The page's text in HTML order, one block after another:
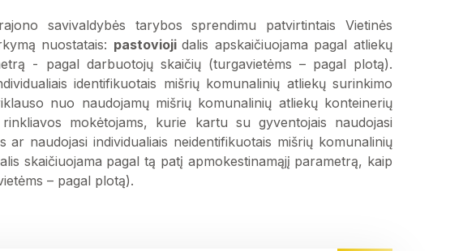
savivaldybės tarybos sprendimu patvirtintais Vietinės
nuostatais: pastovioji dalis apskaičiuojama pagal atliekų
- pagal darbuotojų skaičių (turgavietėms – pagal plotą).
identifikuotais mišrių komunalinių atliekų surinkimo
nuo naudojamų mišrių komunalinių atliekų konteinerių
mokėtojams, kurie kartu su gyventojais naudojasi
ar naudojasi individualiais neidentifikuotais mišrių komunalinių
skaičiuojama pagal tą patį apmokestinamąjį parametrą, kaip
– pagal plotą).